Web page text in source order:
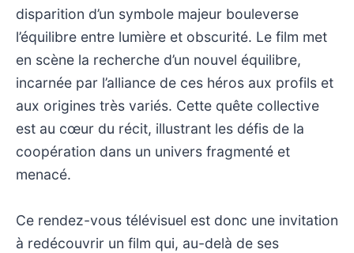
disparition d’un symbole majeur bouleverse
l’équilibre entre lumière et obscurité. Le film met
en scène la recherche d’un nouvel équilibre,
incarnée par l’alliance de ces héros aux profils et
aux origines très variés. Cette quête collective
est au cœur du récit, illustrant les défis de la
coopération dans un univers fragmenté et
menacé.
Ce rendez-vous télévisuel est donc une invitation
à redécouvrir un film qui, au-delà de ses